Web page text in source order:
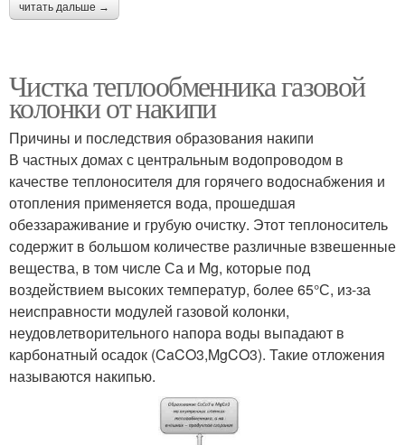
читать дальше →
Чистка теплообменника газовой
колонки от накипи
Причины и последствия образования накипи
В частных домах с центральным водопроводом в
качестве теплоносителя для горячего водоснабжения и
отопления применяется вода, прошедшая
обеззараживание и грубую очистку. Этот теплоноситель
содержит в большом количестве различные взвешенные
вещества, в том числе Са и Mg, которые под
воздействием высоких температур, более 65°С, из-за
неисправности модулей газовой колонки,
неудовлетворительного напора воды выпадают в
карбонатный осадок (CaCO3,MgCO3). Такие отложения
называются накипью.